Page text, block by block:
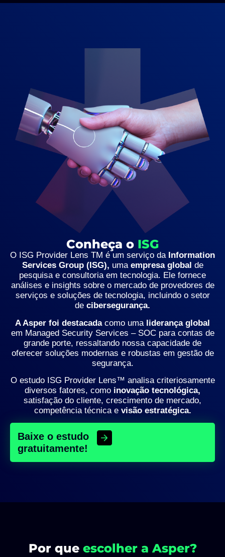
Conheça o ISG
O ISG Provider Lens TM é um serviço da Information
Services Group (ISG), uma empresa global de
pesquisa e consultoria em tecnologia. Ele fornece
análises e insights sobre o mercado de provedores de
serviços e soluções de tecnologia, incluindo o setor
de cibersegurança.
A Asper foi destacadacomo uma liderança global
em Managed Security Services – SOC para contas de
grande porte, ressaltando nossa capacidade de
oferecer soluções modernas e robustas em gestão de
segurança.
O estudo ISG Provider Lens™ analisa criteriosamente
diversos fatores, como inovação tecnológica,
satisfação do cliente, crescimento de mercado,
competência técnica e visão estratégica.
Baixe o estudo
gratuitamente!
Por queescolher a Asper?